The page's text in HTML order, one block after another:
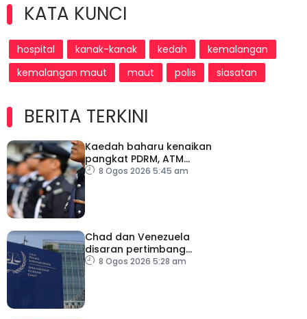
KATA KUNCI
hospital kanak-kanak kedah
kemalangan
kemalangan maut
maut polis siasatan
BERITA TERKINI
Kaedah baharu kenaikan
pangkat PDRM, ATM
tingkat profesionalisme,
8 Ogos 2026 5:45 am
Chad dan Venezuela
disaran pertimbang
semula keputusan tarik
8 Ogos 2026 5:28 am